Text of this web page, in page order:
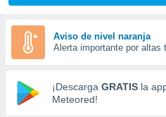
las
y
forma
digital
basada
Aviso de nivel naranja
Alerta importante por altas
¡Descarga GRATIS la
Meteored!